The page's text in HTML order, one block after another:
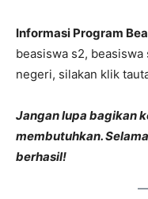
Informasi Program
beasiswa s2,
negeri, silakan klik
Jangan lupa bagikan
membutuhkan.
berhasil!